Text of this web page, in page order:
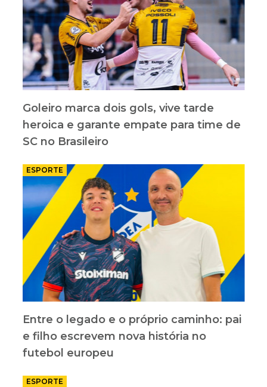
Goleiro marca dois gols, vive tarde
heroica e garante empate para time de
SC no Brasileiro
ESPORTE
Entre o legado e o próprio caminho: pai
e filho escrevem nova história no
futebol europeu
ESPORTE